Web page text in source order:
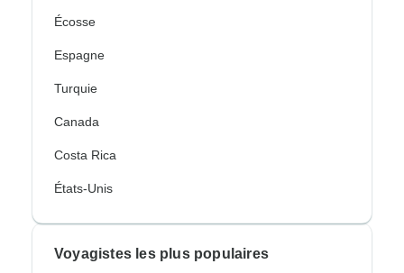
Écosse
Espagne
Turquie
Canada
Costa Rica
États-Unis
Voyagistes les plus populaires